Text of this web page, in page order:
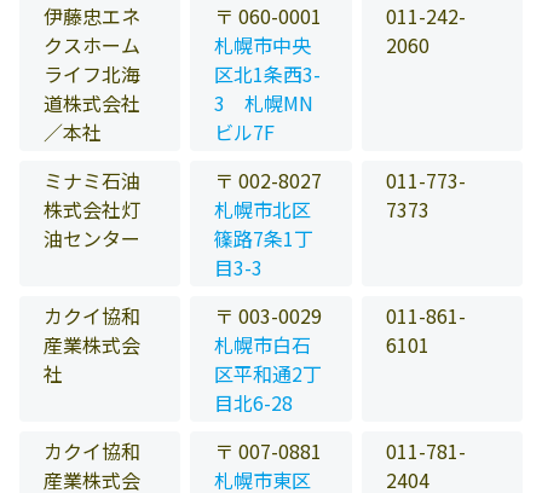
伊藤忠エネ
クスホーム
ライフ北海
道株式会社
／本社
〒 060-0001
札幌市中央
区北1条西3-
3 札幌MN
ビル7F
011-242-
2060
ミナミ石油
株式会社灯
油センター
〒 002-8027
札幌市北区
篠路7条1丁
目3-3
011-773-
7373
カクイ協和
産業株式会
社
〒 003-0029
札幌市白石
区平和通2丁
目北6-28
011-861-
6101
カクイ協和
産業株式会
〒 007-0881
札幌市東区
011-781-
2404